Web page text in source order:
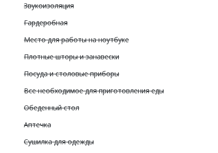
Звукоизоляция
Гардеробная
Место для работы на ноутбуке
Плотные шторы и занавески
Посуда и столовые приборы
Все необходимое для приготовления еды
Обеденный стол
Аптечка
Сушилка для одежды